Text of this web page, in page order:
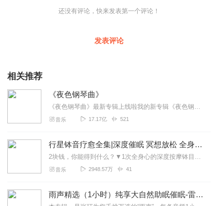
还没有评论，快来发表第一个评论！
发表评论
相关推荐
《夜色钢琴曲》
《夜色钢琴曲》最新专辑上线啦我的新专辑《夜色钢琴曲最新专辑》（点击跳转）已经上线，新专辑是《夜色钢琴曲》的升级版，我精选了诸多经典原创作品与大家分享，愿未来...
音乐 17.17亿 521
行星钵音疗愈全集|深度催眠 冥想放松 全身心深度按摩
2块钱，你能得到什么？▼1次全身心的深度按摩钵目前已广泛地被应用于美容Spa和按摩养生馆的疗程中，许多疗愈师使用铜钵在身体上，发现5分钟铜钵按摩的深度放松，效...
音乐 2948.57万 41
雨声精选（1小时）纯享大自然助眠催眠-雷雨声，下雨